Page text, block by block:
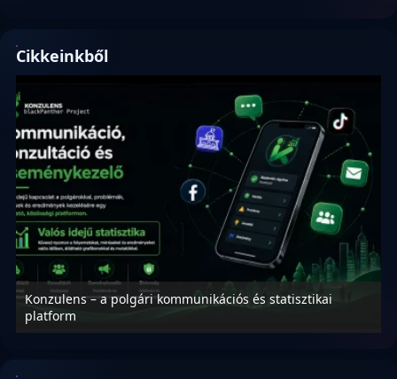
Cikkeinkből
Konzulens – a polgári kommunikációs és statisztikai
platform